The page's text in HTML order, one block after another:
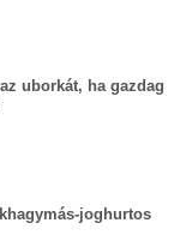
uborkát, ha gazdag
joghurtos